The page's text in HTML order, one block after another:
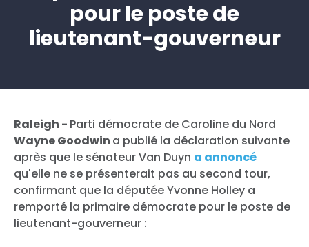
pour le poste de
lieutenant-gouverneur
Raleigh - Parti démocrate de Caroline du Nord
Wayne Goodwin a publié la déclaration suivante
après que le sénateur Van Duyn a annoncé
qu'elle ne se présenterait pas au second tour,
confirmant que la députée Yvonne Holley a
remporté la primaire démocrate pour le poste de
lieutenant-gouverneur :